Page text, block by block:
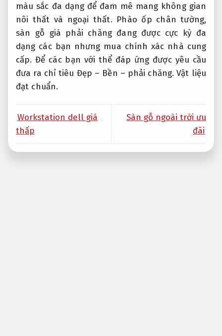
màu sắc đa dạng để đam mê mang không gian
nôi thất và ngoại thất. Phào ốp chân tường,
sàn gỗ giá phải chăng đang được cực kỳ đa
dạng các bạn nhưng mua chính xác nhà cung
cấp. Để các bạn với thể đáp ứng được yêu cầu
đưa ra chỉ tiêu Đẹp – Bền – phải chăng.Vật liệu
đạt chuẩn.
Workstation dell giá
thấp
Sàn gỗ ngoài trời ưu
đãi